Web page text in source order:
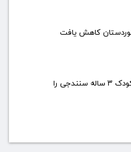
کاهش یافت
سگ بلاصاحب جان کودک ۳ ساله سنندجی را